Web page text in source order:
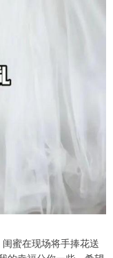
蜜在现场将手捧花送